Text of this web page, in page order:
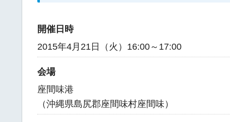
開催日時
2015年4月21日（火）16:00～17:00
会場
座間味港
（沖縄県島尻郡座間味村座間味）